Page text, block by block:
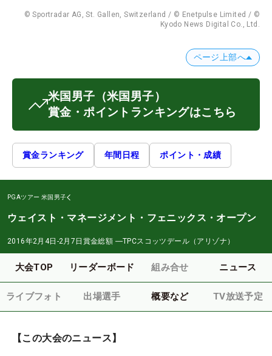
© Sportradar AG, St. Gallen, Switzerland / © Enetpulse Limited / ©
Kyodo News Digital Co., Ltd.
ページ上部へ
米国男子 （米国男子）
賞金・ポイントランキングはこちら
賞金ランキング 年間日程 ポイント・成績
PGAツアー 米国男子
ウェイスト・マネージメント・フェニックス・オープン
2016年2月4日-2月7日 賞金総額 ―TPCスコッツデール（アリゾナ）
大会TOP リーダーボード 組み合せ ニュース
ライブフォト 出場選手 概要など TV放送予定
【この大会のニュース】